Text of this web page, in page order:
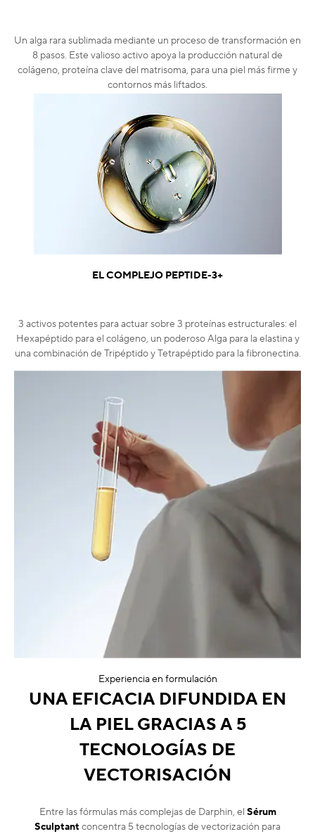
Un alga rara sublimada mediante un proceso de transformación en
8 pasos. Este valioso activo apoya la producción natural de
colágeno, proteína clave del matrisoma, para una piel más firme y
contornos más liftados.
EL COMPLEJO PEPTIDE-3+
3 activos potentes para actuar sobre 3 proteínas estructurales: el
Hexapéptido para el colágeno, un poderoso Alga para la elastina y
una combinación de Tripéptido y Tetrapéptido para la fibronectina.
Experiencia en formulación
UNA EFICACIA DIFUNDIDA EN
LA PIEL GRACIAS A 5
TECNOLOGÍAS DE
VECTORISACIÓN
Entre las fórmulas más complejas de Darphin, el Sérum
Sculptant concentra 5 tecnologías de vectorización para